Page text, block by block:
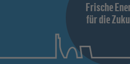
Frische
für die